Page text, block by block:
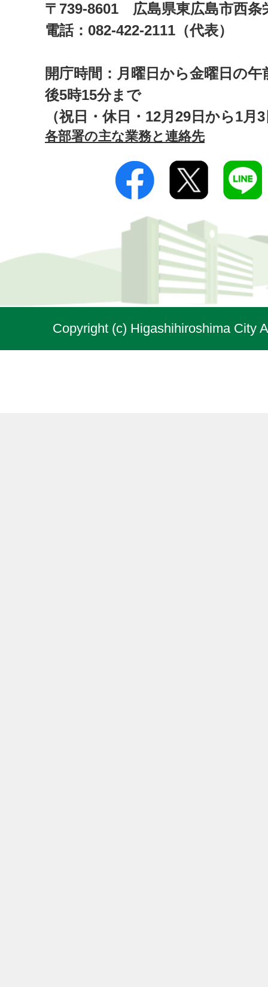
〒739-8601 広島県東広島市西
電話：082-422-2111（代表）
開庁時間：月曜日から金曜日の午
後5時15分まで
（祝日・休日・12月29日から1月
各部署の主な業務と連絡先
Copyright (c) Higashihiroshima City